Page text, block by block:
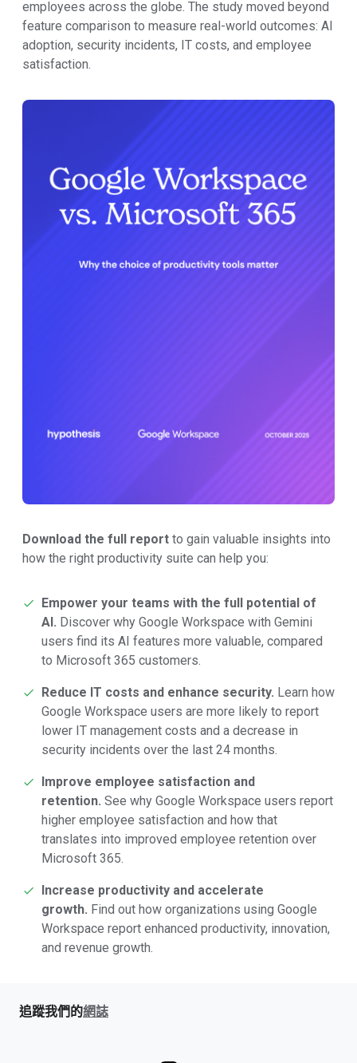
employees across the globe. The study moved beyond
feature comparison to measure real-world outcomes: AI
adoption, security incidents, IT costs, and employee
satisfaction.
Download the full report to gain valuable insights into
how the right productivity suite can help you:
Empower your teams with the full potential of
AI. Discover why Google Workspace with Gemini
users find its AI features more valuable, compared
to Microsoft 365 customers.
Reduce IT costs and enhance security. Learn how
Google Workspace users are more likely to report
lower IT management costs and a decrease in
security incidents over the last 24 months.
Improve employee satisfaction and
retention. See why Google Workspace users report
higher employee satisfaction and how that
translates into improved employee retention over
Microsoft 365.
Increase productivity and accelerate
growth. Find out how organizations using Google
Workspace report enhanced productivity, innovation,
and revenue growth.
追蹤我們的網誌